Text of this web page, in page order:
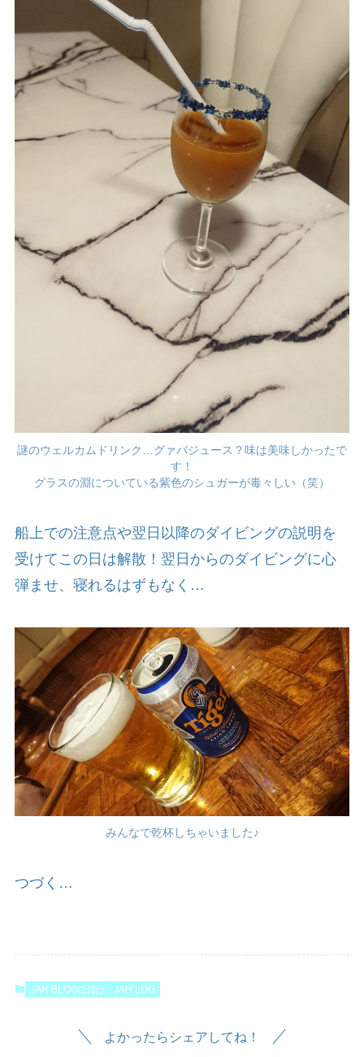
謎のウェルカムドリンク…グァバジュース？味は美味しかったで
す！
グラスの淵についている紫色のシュガーが毒々しい（笑）
船上での注意点や翌日以降のダイビングの説明を
受けてこの日は解散！翌日からのダイビングに心
弾ませ、寝れるはずもなく…
みんなで乾杯しちゃいました♪
つづく…
JAH BLOG(日記) JAH LOG
よかったらシェアしてね！